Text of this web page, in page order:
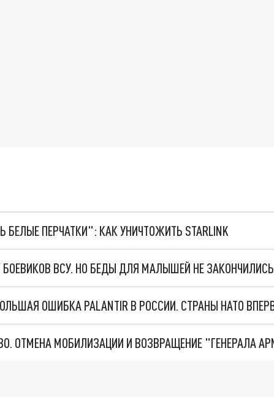
ПЕРЧАТКИ": КАК УНИЧТОЖИТЬ STARLINK
ВСУ. НО БЕДЫ ДЛЯ МАЛЫШЕЙ НЕ ЗАКОНЧИЛИСЬ